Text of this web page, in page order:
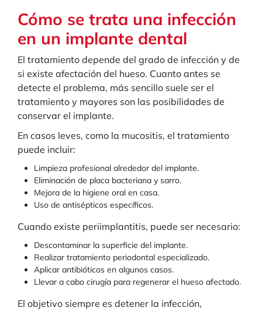
Cómo se trata una infección
en un implante dental
El tratamiento depende del grado de infección y de
si existe afectación del hueso. Cuanto antes se
detecte el problema, más sencillo suele ser el
tratamiento y mayores son las posibilidades de
conservar el implante.
En casos leves, como la mucositis, el tratamiento
puede incluir:
Limpieza profesional alrededor del implante.
Eliminación de placa bacteriana y sarro.
Mejora de la higiene oral en casa.
Uso de antisépticos específicos.
Cuando existe periimplantitis, puede ser necesario:
Descontaminar la superficie del implante.
Realizar tratamiento periodontal especializado.
Aplicar antibióticos en algunos casos.
Llevar a cabo cirugía para regenerar el hueso afectado.
El objetivo siempre es detener la infección,